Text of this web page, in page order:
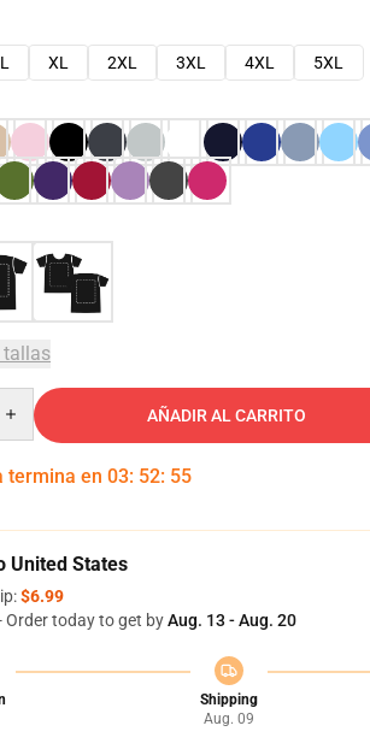
L XL 2XL 3XL 4XL
5XL
tallas
AÑADIR AL CARRITO
termina en 03: 52: 54
United States
$6.99
Order today to get byAug. 13 - Aug. 20
Shipping
Aug. 09